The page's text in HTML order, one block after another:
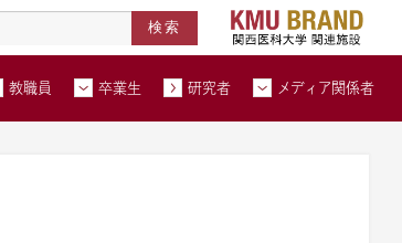
教職員 卒業生 研究者 メディア関係者
北河内メディカルネットワーク
高度医療人材養成拠点形成事業
在学生・保護者トップページへ
教職員トップページへ
卒業生トップページへ